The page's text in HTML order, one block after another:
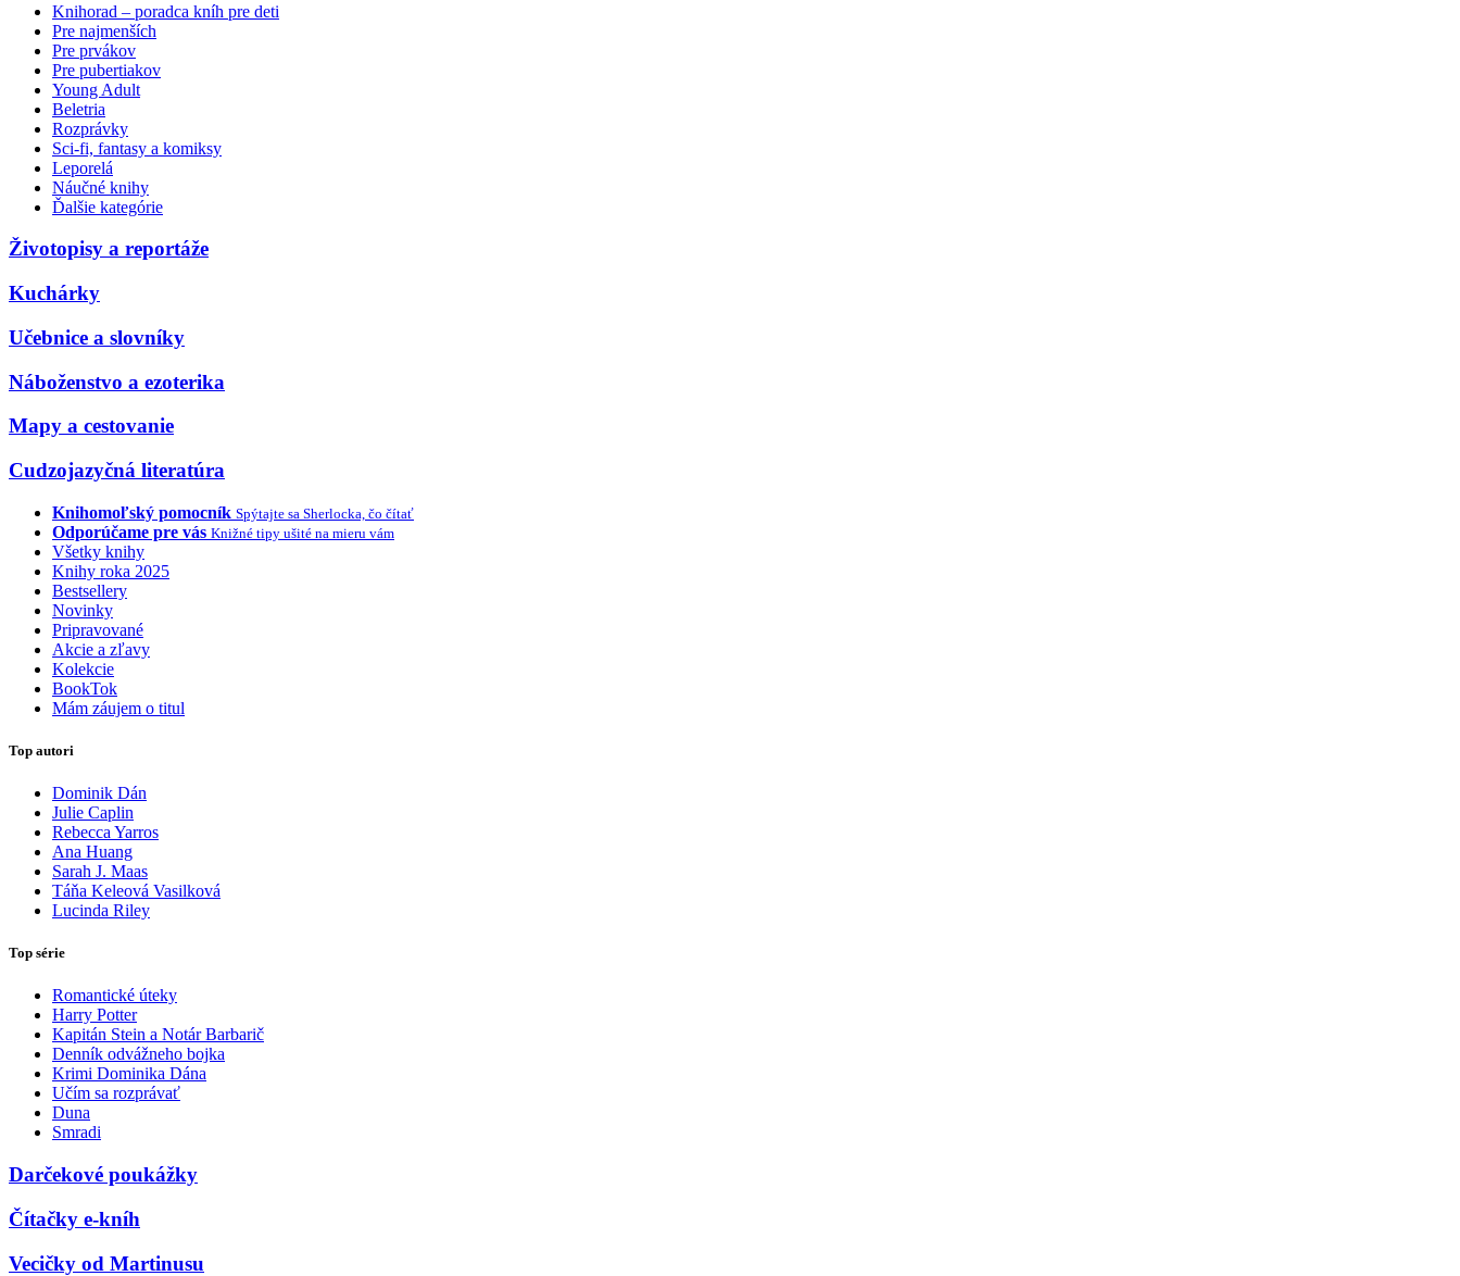
Knihorad – poradca kníh pre deti
Pre najmenších
Pre prvákov
Pre pubertiakov
Young Adult
Beletria
Rozprávky
Sci-fi, fantasy a komiksy
Leporelá
Náučné knihy
Ďalšie kategórie
Životopisy a reportáže
Kuchárky
Učebnice a slovníky
Náboženstvo a ezoterika
Mapy a cestovanie
Cudzojazyčná literatúra
Knihomoľský pomocník Spýtajte sa Sherlocka, čo čítať
Odporúčame pre vás Knižné tipy ušité na mieru vám
Všetky knihy
Knihy roka 2025
Bestsellery
Novinky
Pripravované
Akcie a zľavy
Kolekcie
BookTok
Mám záujem o titul
Top autori
Dominik Dán
Julie Caplin
Rebecca Yarros
Ana Huang
Sarah J. Maas
Táňa Keleová Vasilková
Lucinda Riley
Top série
Romantické úteky
Harry Potter
Kapitán Stein a Notár Barbarič
Denník odvážneho bojka
Krimi Dominika Dána
Učím sa rozprávať
Duna
Smradi
Darčekové poukážky
Čítačky e-kníh
Vecičky od Martinusu